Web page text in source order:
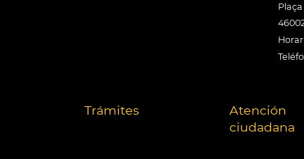
Trámites
Atención
ciudadana